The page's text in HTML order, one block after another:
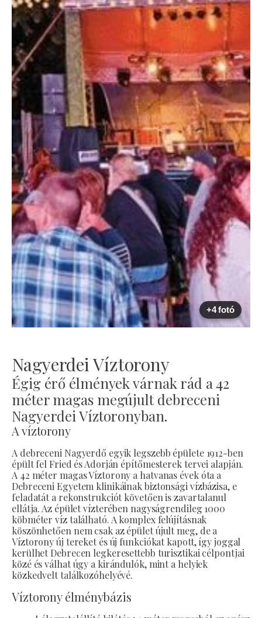
+4 fotó
Nagyerdei Víztorony
Égig érő élmények várnak rád a 42
méter magas megújult debreceni
Nagyerdei Víztoronyban.
A víztorony
A debreceni Nagyerdő egyik legszebb épülete 1912-ben
épült fel Fried és Adorján építőmesterek tervei alapján.
A 42 méter magas Víztorony a hatvanas évek óta a
Debreceni Egyetem klinikáinak biztonsági vízbázisa, e
feladatát a rekonstrukciót követően is zavartalanul
ellátja. Az épület vízterében nagyságrendileg 1000
köbméter víz található. A komplex felújításnak
köszönhetően nem csak az épület újult meg, de a
Víztorony új tereket és új funkciókat kapott, így joggal
kerülhet Debrecen legkeresettebb turisztikai célpontjai
közé és válhat úgy a kirándulók, mint a helyiek
közkedvelt találkozóhelyévé.
Víztorony élménybázis